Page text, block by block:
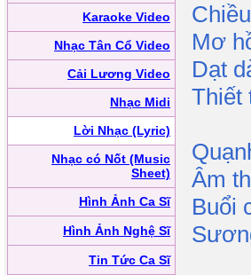
Karaoke Video
Nhạc Tân Cổ Video
Cải Lương Video
Nhạc Midi
Lời Nhạc (Lyric)
Nhạc có Nốt (Music
Sheet)
Hình Ảnh Ca Sĩ
Hình Ảnh Nghệ Sĩ
Tin Tức Ca Sĩ
Mơ
Dạt
Thiết
Âm
Buổi